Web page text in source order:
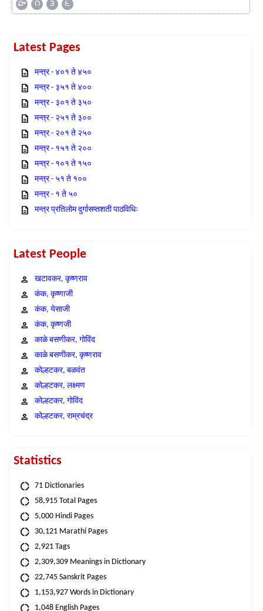
హ
౧ ౩ ౬
Latest Pages
मन्त्र - ४०१ ते ४५०
मन्त्र - ३५१ ते ४००
मन्त्र - ३०१ ते ३५०
मन्त्र - २५१ ते ३००
मन्त्र - २०१ ते २५०
मन्त्र - १५१ ते २००
मन्त्र - १०१ ते १५०
मन्त्र - ५१ ते १००
मन्त्र - १ ते ५०
मन्त्र प्रतिलोम दुर्गासप्तशती पाठविधिः
Latest People
खटावकर, कृष्णराव
कंक, कृष्णाजी
कंक, येसाजी
कंक, कृष्णजी
काळे बसणीकर, गोविंद
काळे बसणीकर, कृष्णराव
कोल्हटकर, बळवंत
कोल्हटकर, लक्ष्मण
कोल्हटकर, गोविंद
कोल्हटकर, राम्रचंद्र
Statistics
71 Dictionaries
58,915 Total Pages
5,000 Hindi Pages
30,121 Marathi Pages
2,921 Tags
2,309,309 Meanings in Dictionary
22,745 Sanskrit Pages
1,153,927 Words in Dictionary
1,048 English Pages